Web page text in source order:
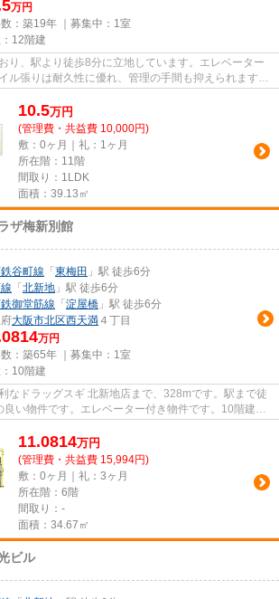
万円
：築19年 ｜募集中： 1室
12階建
り、駅より徒歩8分に立地しています。エレベーター
ル張りは耐久性に優れ、管理の手間も抑えられます。
10.5万円
(管理費・共益費 10,000円)
敷：0ヶ月｜礼：1ヶ月
所在階：11階
間取り：1LDK
面積：39.13㎡
ザ梅新別館
谷町線 「 東梅田 」駅 徒歩6分
「 北新地 」駅 徒歩6分
御堂筋線 「 淀屋橋 」駅 徒歩6分
大阪市北区西天満 ４丁目
万円
：築65年 ｜募集中： 1室
10階建
なドラッグスギ 北新地店まで、328mです。駅まで徒
い物件です。エレベーター付き物件です。10階建て
11.0814万円
(管理費・共益費 15,994円)
敷：0ヶ月｜礼：3ヶ月
所在階：6階
間取り：-
面積：34.67㎡
ビル